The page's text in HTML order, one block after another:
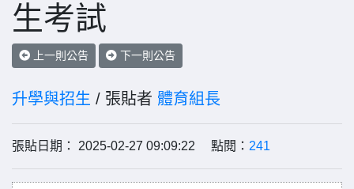
生考試
上一則公告 下一則公告
升學與招生 / 張貼者 體育組長
張貼日期： 2025-02-27 09:09:22 點閱： 241